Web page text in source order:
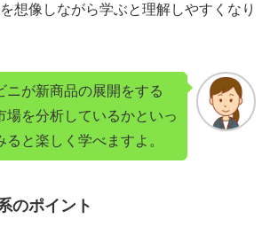
想像しながら学ぶと理解しやすくなり
ニが新商品の展開をする
場を分析しているかといっ
と楽しく学べますよ。
のポイント